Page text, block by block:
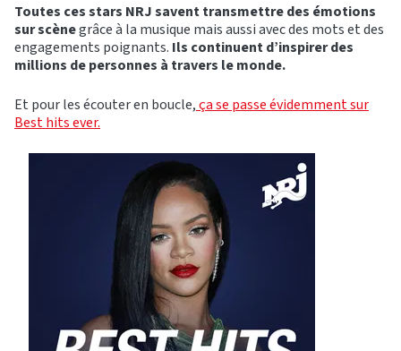
Toutes ces stars NRJ savent transmettre des émotions
sur scènegrâce à la musique mais aussi avec des mots et des
engagements poignants. Ils continuent d’inspirer des
millions de personnes à travers le monde.
Et pour les écouter en boucle,ça se passe évidemment sur
Best hits ever.